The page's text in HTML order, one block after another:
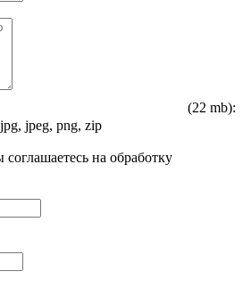
(22 mb):
jpeg, png, zip
на обработку